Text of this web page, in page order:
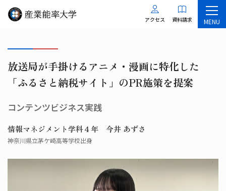
アクセス 資料請求 MENU
放送局が手掛けるアニメ・漫画に特化した
「ふるさと納税サイト」のPR施策を提案
コンテンツビジネス実践
情報マネジメント学科４年 今井 あずさ
神奈川県立茅ケ崎高等学校出身